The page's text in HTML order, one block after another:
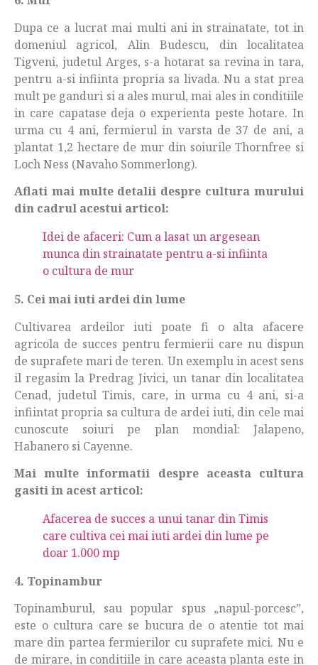
Dupa ce a lucrat mai multi ani in strainatate, tot in
domeniul agricol, Alin Budescu, din localitatea
Tigveni, judetul Arges, s-a hotarat sa revina in tara,
pentru a-si infiinta propria sa livada. Nu a stat prea
mult pe ganduri si a ales murul, mai ales in conditiile
in care capatase deja o experienta peste hotare. In
urma cu 4 ani, fermierul in varsta de 37 de ani, a
plantat 1,2 hectare de mur din soiurile Thornfree si
Loch Ness (Navaho Sommerlong).
Aflati mai multe detalii despre cultura murului
din cadrul acestui articol:
Idei de afaceri: Cum a lasat un argesean
munca din strainatate pentru a-si infiinta
o cultura de mur
5. Cei mai iuti ardei din lume
Cultivarea ardeilor iuti poate fi o alta afacere
agricola de succes pentru fermierii care nu dispun
de suprafete mari de teren. Un exemplu in acest sens
il regasim la Predrag Jivici, un tanar din localitatea
Cenad, judetul Timis, care, in urma cu 4 ani, si-a
infiintat propria sa cultura de ardei iuti, din cele mai
cunoscute soiuri pe plan mondial: Jalapeno,
Habanero si Cayenne.
Mai multe informatii despre aceasta cultura
gasiti in acest articol:
Afacerea de succes a unui tanar din Timis
care cultiva cei mai iuti ardei din lume pe
doar 1.000 mp
4. Topinambur
Topinamburul, sau popular spus „napul-porcesc”,
este o cultura care se bucura de o atentie tot mai
mare din partea fermierilor cu suprafete mici. Nu e
de mirare, in conditiile in care aceasta planta este in